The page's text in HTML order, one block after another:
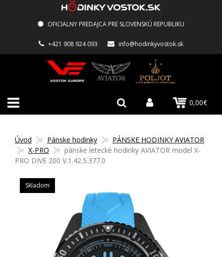
OFICIALNY PREDAJCA PRE SLOVENSKÚ REPUBLIKU
+421 908 924 093 info@hodinkyvostok.sk
0,00€
Úvod Pánske hodinky
PÁNSKE HODINKY AVIATOR
X-PRO
pánske letecké hodinky AVIATOR model X-
PRO DIVE 200 V.1.42.5.377.0
Skladom